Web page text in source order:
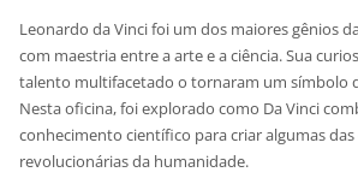
Leonardo da Vinci foi um dos maiores gênios
com maestria entre a arte e a ciência. Sua
talento multifacetado o tornaram um símbolo
Nesta oficina, foi explorado como Da Vinci
conhecimento científico para criar algumas das
revolucionárias da humanidade.